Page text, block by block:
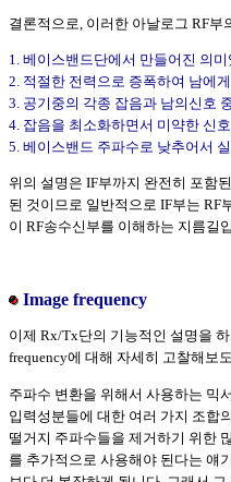
결론적으로, 이러한 아날로그 RF
1. 베이스밴드단에서 만들어진 의
2. 적절한 전력으로 증폭하여 남에
3. 공기중의 각종 잡음과 남의신호
4. 잡음을 최소화하면서 미약한 신
5. 베이스밴드 주파수로 낮추어서
위의 설명은 IF부까지 완전히 포함
된 것이므로 일반적으로 IF부는 RF
이 RF송수신부를 이해하는 지름길
Image frequency
이제 Rx/Tx단의 기능적인 설명을
frequency에 대해 자세히 고찰해보
주파수 변환을 위해서 사용하는 믹
입력성분들에 대한 여러 가지 조합
떨거지 주파수들을 제거하기 위한
를 추가적으로 사용해야 된다는 얘